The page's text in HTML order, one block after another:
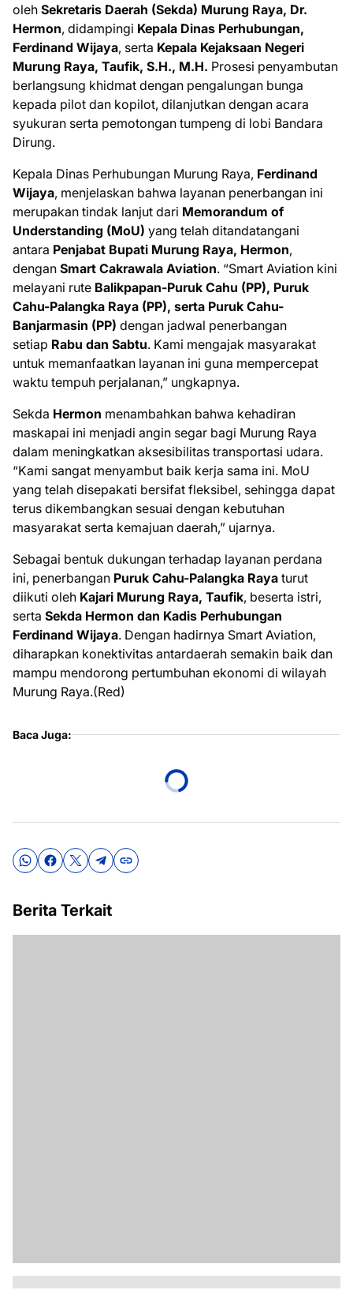
oleh Sekretaris Daerah (Sekda) Murung Raya, Dr.
Hermon, didampingi Kepala Dinas Perhubungan,
Ferdinand Wijaya, serta Kepala Kejaksaan Negeri
Murung Raya, Taufik, S.H., M.H. Prosesi penyambutan
berlangsung khidmat dengan pengalungan bunga
kepada pilot dan kopilot, dilanjutkan dengan acara
syukuran serta pemotongan tumpeng di lobi Bandara
Dirung.
Kepala Dinas Perhubungan Murung Raya, Ferdinand
Wijaya, menjelaskan bahwa layanan penerbangan ini
merupakan tindak lanjut dari Memorandum of
Understanding (MoU) yang telah ditandatangani
antara Penjabat Bupati Murung Raya, Hermon,
dengan Smart Cakrawala Aviation. “Smart Aviation kini
melayani rute Balikpapan-Puruk Cahu (PP), Puruk
Cahu-Palangka Raya (PP), serta Puruk Cahu-
Banjarmasin (PP) dengan jadwal penerbangan
setiap Rabu dan Sabtu. Kami mengajak masyarakat
untuk memanfaatkan layanan ini guna mempercepat
waktu tempuh perjalanan,” ungkapnya.
Sekda Hermon menambahkan bahwa kehadiran
maskapai ini menjadi angin segar bagi Murung Raya
dalam meningkatkan aksesibilitas transportasi udara.
“Kami sangat menyambut baik kerja sama ini. MoU
yang telah disepakati bersifat fleksibel, sehingga dapat
terus dikembangkan sesuai dengan kebutuhan
masyarakat serta kemajuan daerah,” ujarnya.
Sebagai bentuk dukungan terhadap layanan perdana
ini, penerbangan Puruk Cahu-Palangka Raya turut
diikuti oleh Kajari Murung Raya, Taufik, beserta istri,
serta Sekda Hermon dan Kadis Perhubungan
Ferdinand Wijaya. Dengan hadirnya Smart Aviation,
diharapkan konektivitas antardaerah semakin baik dan
mampu mendorong pertumbuhan ekonomi di wilayah
Murung Raya.(Red)
Baca Juga:
Berita Terkait